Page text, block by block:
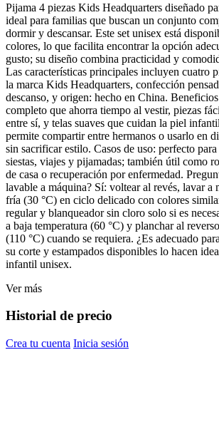
Pijama 4 piezas Kids Headquarters diseñado
ideal para familias que buscan un conjunto
dormir y descansar. Este set unisex está
colores, lo que facilita encontrar la opción
gusto; su diseño combina practicidad y
Las características principales incluyen cuatro
la marca Kids Headquarters, confección
descanso, y origen: hecho en China.
completo que ahorra tiempo al vestir, piezas
entre sí, y telas suaves que cuidan la piel
permite compartir entre hermanos o usarlo en
sin sacrificar estilo. Casos de uso: perfecto
siestas, viajes y pijamadas; también útil como
de casa o recuperación por enfermedad.
lavable a máquina? Sí: voltear al revés, lavar a
fría (30 °C) en ciclo delicado con colores
regular y blanqueador sin cloro solo si es
a baja temperatura (60 °C) y planchar al
(110 °C) cuando se requiera. ¿Es adecuado
su corte y estampados disponibles lo hacen
infantil unisex.
Ver más
Historial de precio
Crea tu cuenta Inicia sesión